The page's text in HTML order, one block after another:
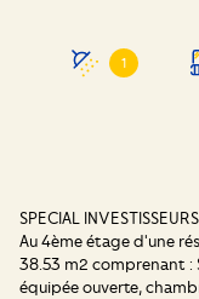
1
SPECIAL INVESTISSEURS
Au 4ème étage d'une
38.53 m2 comprenant :
équipée ouverte,